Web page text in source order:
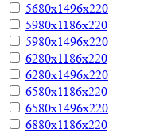
5680х1496х220
5980х1186х220
5980х1496х220
6280х1186х220
6280х1496х220
6580х1186х220
6580х1496х220
6880х1186х220